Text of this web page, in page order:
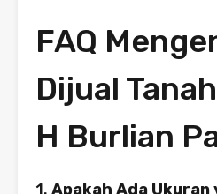
FAQ
Dijual
H Burlian
1. Apakah Ada Ukuran